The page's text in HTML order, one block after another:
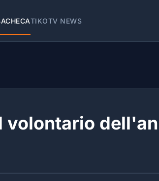
TIKOTV NEWS
volontario